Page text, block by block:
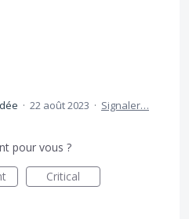
· 22 août 2023 · Signaler…
pour vous ?
Critical